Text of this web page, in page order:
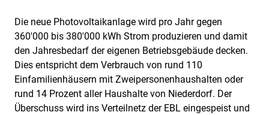
Die neue Photovoltaikanlage wird pro Jahr gegen
360'000 bis 380'000 kWh Strom produzieren und damit
den Jahresbedarf der eigenen Betriebsgebäude decken.
Dies entspricht dem Verbrauch von rund 110
Einfamilienhäusern mit Zweipersonenhaushalten oder
rund 14 Prozent aller Haushalte von Niederdorf. Der
Überschuss wird ins Verteilnetz der EBL eingespeist und